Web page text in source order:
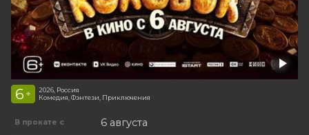
6 +
2026, Россия
Комедия, Фэнтези, Приключения
В прокате с 6 августа